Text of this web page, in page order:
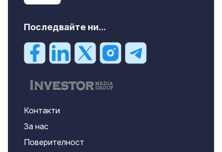
Последвайте ни...
Контакти
За нас
Поверителност